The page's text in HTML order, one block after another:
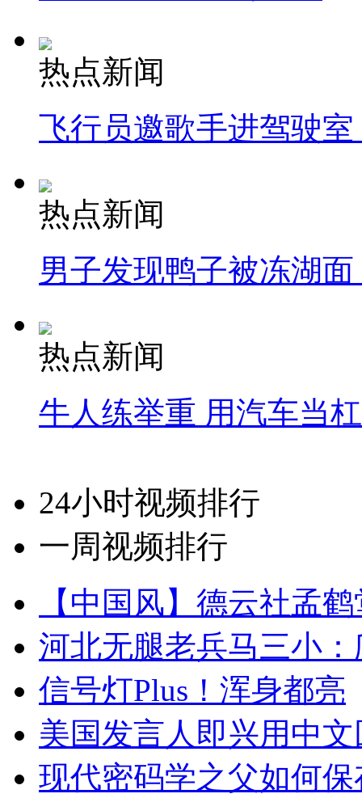
热点新闻
飞行员邀歌手进驾驶
热点新闻
男子发现鸭子被冻湖
热点新闻
牛人练举重 用汽车当
24小时视频排行
一周视频排行
【中国风】德云社孟
河北无腿老兵马三小
信号灯Plus！浑身都亮
美国发言人即兴用中
现代密码学之父如何